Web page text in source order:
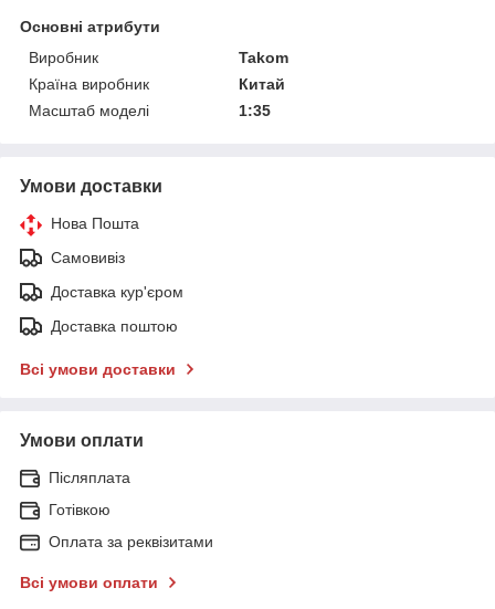
Основні атрибути
Виробник
Takom
Країна виробник
Китай
Масштаб моделі
1:35
Умови доставки
Нова Пошта
Самовивіз
Доставка кур'єром
Доставка поштою
Всі умови доставки
Умови оплати
Післяплата
Готівкою
Оплата за реквізитами
Всі умови оплати